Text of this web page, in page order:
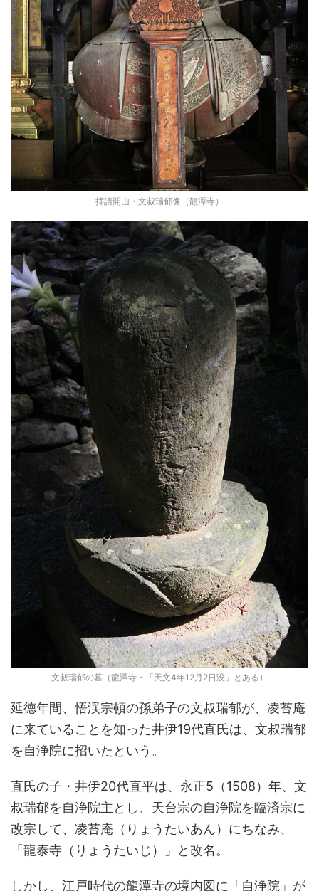
拝請開山・文叔瑞郁像（龍潭寺）
文叔瑞郁の墓（龍潭寺・「天文4年12月2日没」とある）
延徳年間、悟渓宗頓の孫弟子の文叔瑞郁が、凌苔庵
に来ていることを知った井伊19代直氏は、文叔瑞郁
を自浄院に招いたという。
直氏の子・井伊20代直平は、永正5（1508）年、文
叔瑞郁を自浄院主とし、天台宗の自浄院を臨済宗に
改宗して、凌苔庵（りょうたいあん）にちなみ、
「龍泰寺（りょうたいじ）」と改名。
しかし、江戸時代の龍潭寺の境内図に「自浄院」が